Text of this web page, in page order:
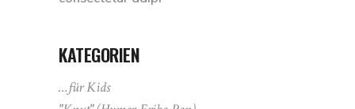
KATEGORIEN
…für Kids